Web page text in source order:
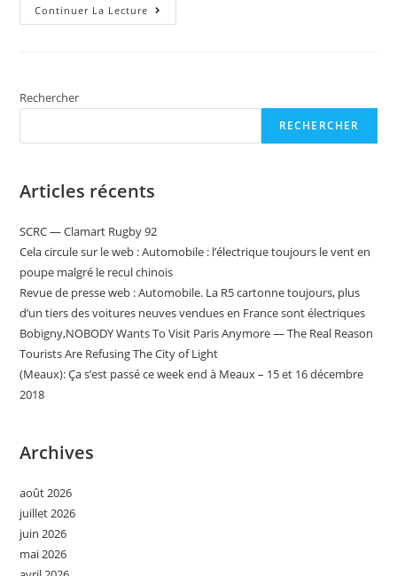
Continuer La Lecture Quoi
Penser
Automobile
Monaco
Rechercher
RECHERCHER
Articles récents
SCRC — Clamart Rugby 92
Cela circule sur le web : Automobile : l’électrique toujours le vent en
poupe malgré le recul chinois
Revue de presse web : Automobile. La R5 cartonne toujours, plus
d’un tiers des voitures neuves vendues en France sont électriques
Bobigny,NOBODY Wants To Visit Paris Anymore — The Real Reason
Tourists Are Refusing The City of Light
(Meaux): Ça s’est passé ce week end à Meaux – 15 et 16 décembre
2018
Archives
août 2026
juillet 2026
juin 2026
mai 2026